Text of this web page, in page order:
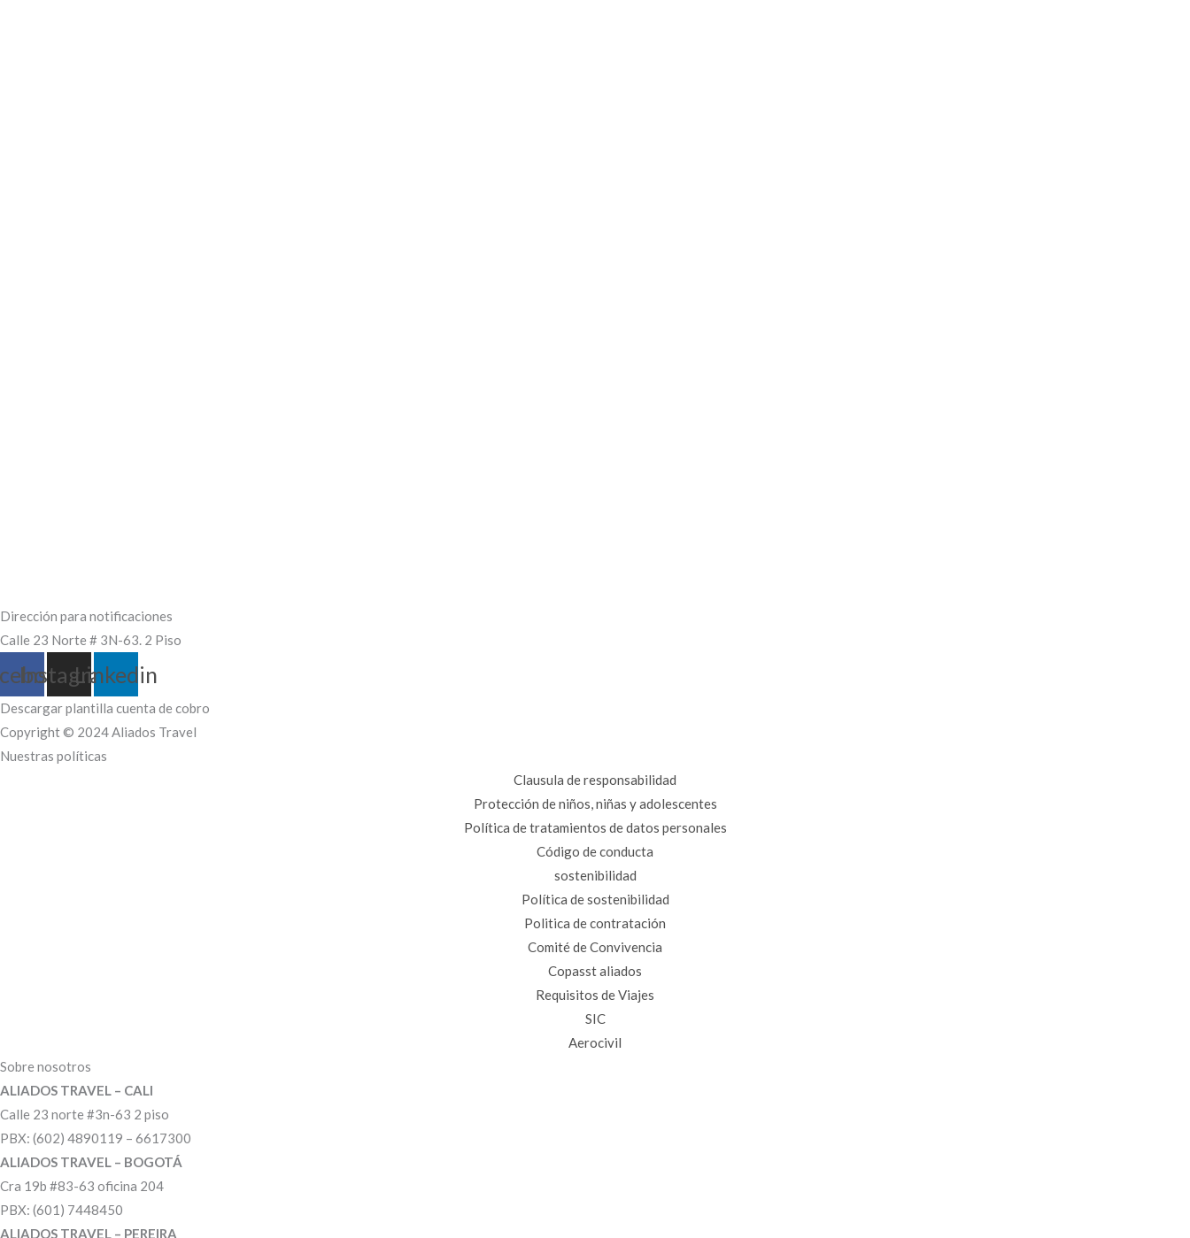
Dirección para notificaciones
Calle 23 Norte # 3N-63. 2 Piso
Instagram
Linkedin
Descargar plantilla cuenta de cobro
Copyright © 2024 Aliados Travel
Nuestras políticas
Clausula de responsabilidad
Protección de niños, niñas y adolescentes
Política de tratamientos de datos personales
Código de conducta
sostenibilidad
Política de sostenibilidad
Politica de contratación
Comité de Convivencia
Copasst aliados
Requisitos de Viajes
SIC
Aerocivil
Sobre nosotros
ALIADOS TRAVEL – CALI
Calle 23 norte #3n-63 2 piso
PBX: (602) 4890119 – 6617300
ALIADOS TRAVEL – BOGOTÁ
Cra 19b #83-63 oficina 204
PBX: (601) 7448450
ALIADOS TRAVEL – PEREIRA